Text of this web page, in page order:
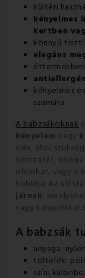
kültéri
kényelmes
kertben
könnyű
elegáns
kényelmes
számára
A babzsákoknak
kényelem vagy
oda, ahol
sorozatát,
olvashat, vagy a
hobbija. Az
járnak,
vagy kanapékkal
A babzsák
anyaga: nylon
töltelék:
szín: